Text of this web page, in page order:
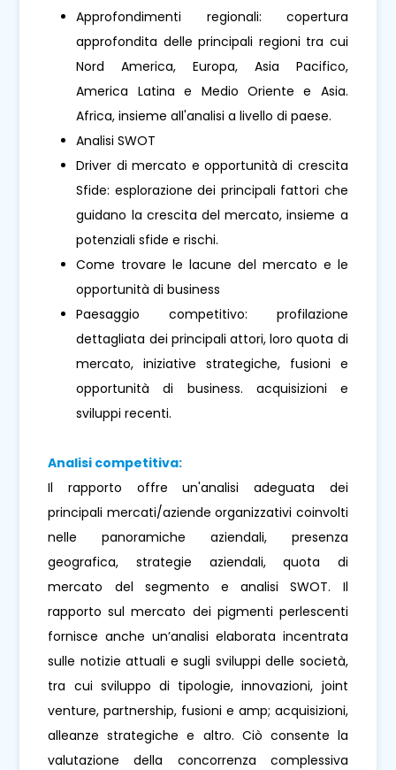
Approfondimenti regionali: copertura
approfondita delle principali regioni tra cui
Nord America, Europa, Asia Pacifico,
America Latina e Medio Oriente e Asia.
Africa, insieme all'analisi a livello di paese.
Analisi SWOT
Driver di mercato e opportunità di crescita
Sfide: esplorazione dei principali fattori che
guidano la crescita del mercato, insieme a
potenziali sfide e rischi.
Come trovare le lacune del mercato e le
opportunità di business
Paesaggio competitivo: profilazione
dettagliata dei principali attori, loro quota di
mercato, iniziative strategiche, fusioni e
opportunità di business. acquisizioni e
sviluppi recenti.
Analisi competitiva:
Il rapporto offre un'analisi adeguata dei
principali mercati/aziende organizzativi coinvolti
nelle panoramiche aziendali, presenza
geografica, strategie aziendali, quota di
mercato del segmento e analisi SWOT. Il
rapporto sul mercato dei pigmenti perlescenti
fornisce anche un’analisi elaborata incentrata
sulle notizie attuali e sugli sviluppi delle società,
tra cui sviluppo di tipologie, innovazioni, joint
venture, partnership, fusioni e amp; acquisizioni,
alleanze strategiche e altro. Ciò consente la
valutazione della concorrenza complessiva